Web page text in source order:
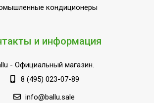
в
Да
В
220 - 240
мощность
12
Металл
Нет
кондиционеры
и информация
- Официальный магазин.
8 (495) 023-07-89
info@ballu.sale